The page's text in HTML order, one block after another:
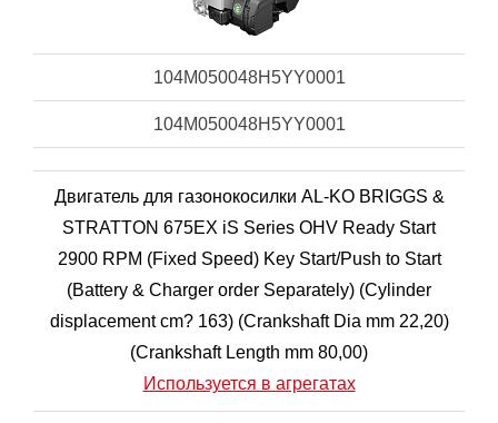
104M050048H5YY0001
104M050048H5YY0001
Двигатель для газонокосилки AL-KO BRIGGS &
STRATTON 675EX iS Series OHV Ready Start
2900 RPM (Fixed Speed) Key Start/Push to Start
(Battery & Charger order Separately) (Cylinder
displacement cm? 163) (Crankshaft Dia mm 22,20)
(Crankshaft Length mm 80,00)
Используется в агрегатах